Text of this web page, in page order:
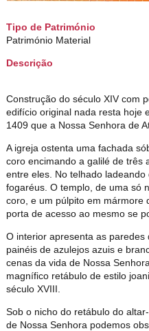
Tipo de Património
Património Material
Descrição
Construção do século XIV com
edifício original nada resta hoje
1409 que a Nossa Senhora de
A igreja ostenta uma fachada
coro encimando a galilé de três
entre eles. No telhado
fogaréus. O templo, de uma só
coro, e um púlpito em mármore
porta de acesso ao mesmo se
O interior apresenta as
painéis de azulejos azuis e
cenas da vida de Nossa
magnífico retábulo de estilo
século XVIII.
Sob o nicho do retábulo do
de Nossa Senhora podemos